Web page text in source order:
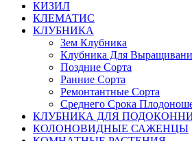
КИЗИЛ
КЛЕМАТИС
КЛУБНИКА
Зем Клубника
Клубника Для
Поздние Сорта
Ранние Сорта
Ремонтантные Сорта
Среднего Срока
КЛУБНИКА ДЛЯ
КОЛОНОВИДНЫЕ САЖЕНЦЫ